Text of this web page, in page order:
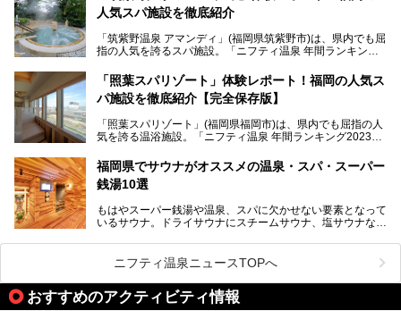
れるリゾート気分満点のスーパー銭湯から、繁華街近くのレ
いスーパー銭湯を一挙ご紹介します。
人気スパ施設を徹底紹介
「筑紫野温泉 アマンディ」(福岡県筑紫野市)は、県内でも屈
指の人気を誇るスパ施設。「ニフティ温泉 年間ランキング2
入浴客で賑わっています。
そこで今回は、ニフティ温泉ライターである筆者が現地訪
ーム・併設するレストランを体験し、それらの全貌を徹底紹
介します！
「照葉スパリゾート」体験レポート！福岡の人気ス
パ施設を徹底紹介【完全保存版】
「照葉スパリゾート」(福岡県福岡市)は、県内でも屈指の人
気を誇る温浴施設。「ニフティ温泉 年間ランキング2023」
常連客で賑わっています。
そこで今回は、ニフティ温泉ライターである筆者が現地体
ューズメント・宿泊施設・グルメ・その他施設まで、多彩な
る全貌と魅力を徹底紹介します！
福岡県でサウナがオススメの温泉・スパ・スーパー
銭湯10選
もはやスーパー銭湯や温泉、スパに欠かせない要素となって
いるサウナ。ドライサウナにスチームサウナ、塩サウナな
ペース、ロウリュウなど、心ゆくまで楽しむためのサービス
が充実した施設も多くみられます。
今回はそんなサウナにこだわった、福岡県内のオススメ温
泉・銭湯・スパを10件紹介したいと思います！
ニフティ温泉ニュースTOPへ
おすすめのアクティビティ情報